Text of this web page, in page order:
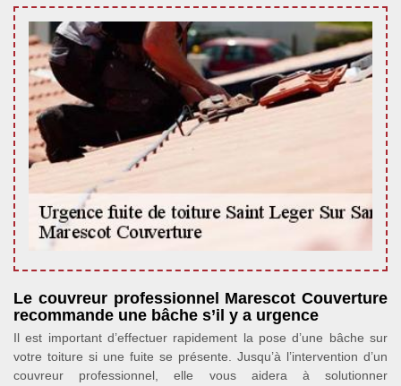
Le couvreur professionnel Marescot Couverture
recommande une bâche s’il y a urgence
Il est important d’effectuer rapidement la pose d’une bâche sur
votre toiture si une fuite se présente. Jusqu’à l’intervention d’un
couvreur professionnel, elle vous aidera à solutionner